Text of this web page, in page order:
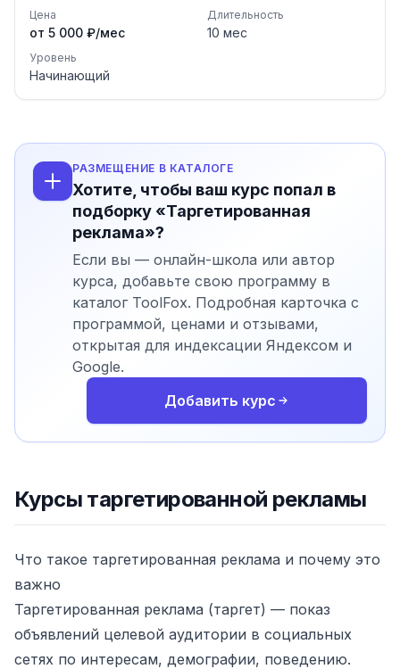
Цена
от 5 000 ₽/мес
Длительность
10 мес
Уровень
Начинающий
РАЗМЕЩЕНИЕ В КАТАЛОГЕ
Хотите, чтобы ваш курс попал в
подборку «Таргетированная
реклама»?
Если вы — онлайн-школа или автор
курса, добавьте свою программу в
каталог ToolFox. Подробная карточка с
программой, ценами и отзывами,
открытая для индексации Яндексом и
Google.
Добавить курс
Курсы таргетированной рекламы
Что такое таргетированная реклама и почему это
важно
Таргетированная реклама (таргет) — показ
объявлений целевой аудитории в социальных
сетях по интересам, демографии, поведению.